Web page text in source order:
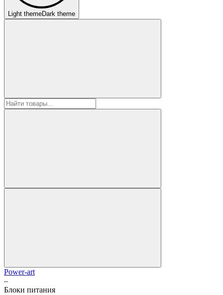
Light themeDark theme
Power-art
–
Блоки питания